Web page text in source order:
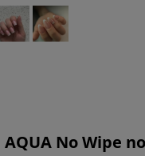
AQUA No Wipe